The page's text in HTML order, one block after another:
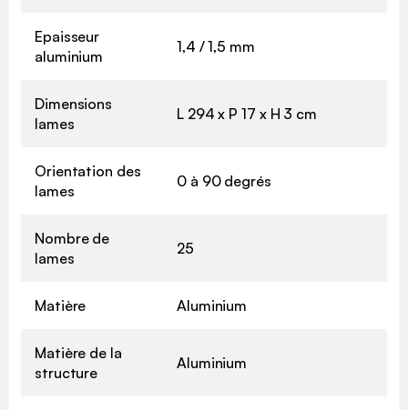
Epaisseur
aluminium
1,4 / 1,5 mm
Dimensions
lames
L 294 x P 17 x H 3 cm
Orientation des
lames
0 à 90 degrés
Nombre de
lames
25
Matière Aluminium
Matière de la
structure
Aluminium